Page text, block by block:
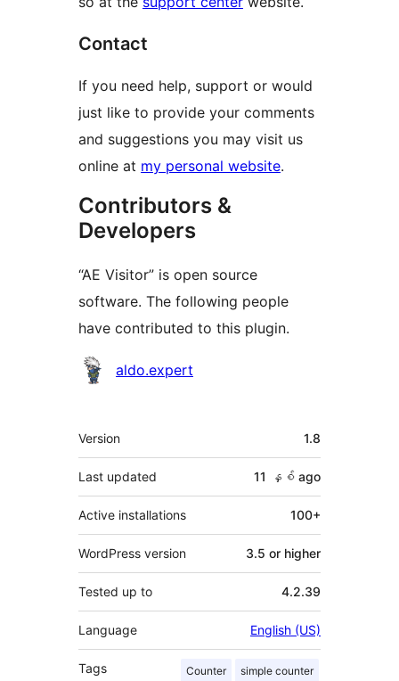
Contact
If you need help, support or would
just like to provide your comments
and suggestions you may visit us
online at my personal website.
Contributors &
Developers
“AE Visitor” is open source
software. The following people
have contributed to this plugin.
Contributors
aldo.expert
Meta
Version 1.8
Last updated 11 နှစ် ago
Active installations 100+
WordPress version 3.5 or higher
Tested up to 4.2.39
Language English (US)
Tags Counter simple counter